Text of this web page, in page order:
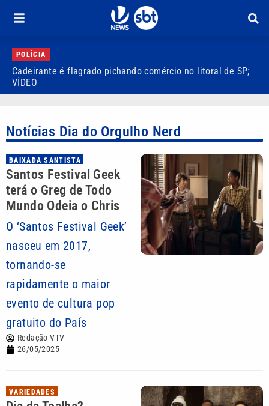
POLÍCIA
Cadeirante é flagrado pichando comércio no litoral de SP;
VÍDEO
Notícias Dia do Orgulho Nerd
BAIXADA SANTISTA
Santos Festival Geek
terá o Greg de Todo
Mundo Odeia o Chris
O ‘Santos Festival Geek’
nasceu em 2017,
tornando-se
rapidamente o maior
evento de cultura pop
gratuito do País
Redação VTV
26/05/2025
VARIEDADES